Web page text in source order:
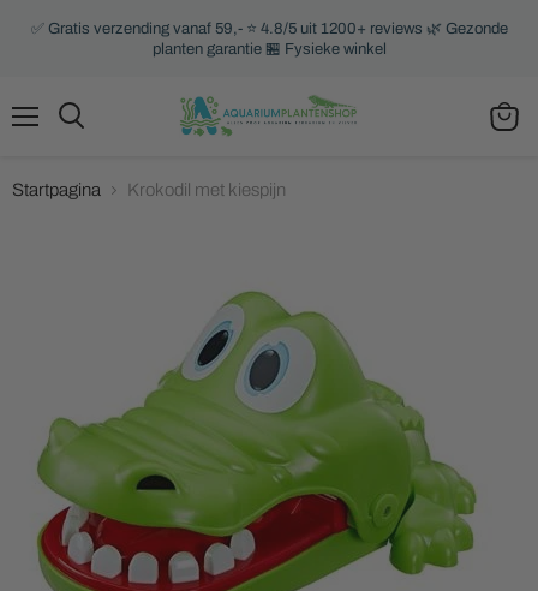
✅ Gratis verzending vanaf 59,- ⭐ 4.8/5 uit 1200+ reviews 🌿 Gezonde
planten garantie 🏪 Fysieke winkel
Startpagina Krokodil met kiespijn